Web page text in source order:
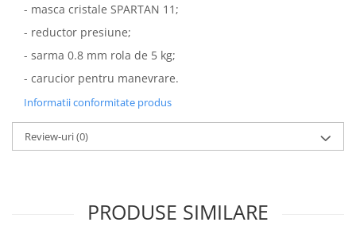
- masca cristale SPARTAN 11;
- reductor presiune;
- sarma 0.8 mm rola de 5 kg;
- carucior pentru manevrare.
Informatii conformitate produs
Review-uri(0)
PRODUSE SIMILARE